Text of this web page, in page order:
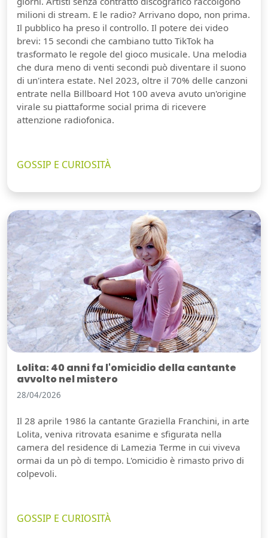
milioni di stream. E le radio? Arrivano dopo, non prima.
Il pubblico ha preso il controllo. Il potere dei video
brevi: 15 secondi che cambiano tutto TikTok ha
trasformato le regole del gioco musicale. Una melodia
che dura meno di venti secondi può diventare il suono
di un'intera estate. Nel 2023, oltre il 70% delle canzoni
entrate nella Billboard Hot 100 aveva avuto un'origine
virale su piattaforme social prima di ricevere
attenzione radiofonica.
GOSSIP E CURIOSITÀ
Lolita: 40 anni fa l'omicidio della cantante
avvolto nel mistero
28/04/2026
Il 28 aprile 1986 la cantante Graziella Franchini, in arte
Lolita, veniva ritrovata esanime e sfigurata nella
camera del residence di Lamezia Terme in cui viveva
ormai da un pò di tempo. L'omicidio è rimasto privo di
colpevoli.
GOSSIP E CURIOSITÀ